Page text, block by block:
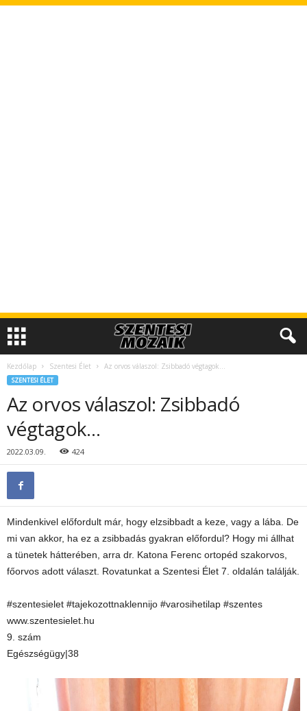
Kezdőlap Szentesi Élet Az orvos válaszol: Zsibbadó végtagok…
SZENTESI ÉLET
Az orvos válaszol: Zsibbadó
végtagok…
2022.03.09. 424
Mindenkivel előfordult már, hogy elzsibbadt a keze, vagy a lába. De
mi van akkor, ha ez a zsibbadás gyakran előfordul? Hogy mi állhat
a tünetek hátterében, arra dr. Katona Ferenc ortopéd szakorvos,
főorvos adott választ. Rovatunkat a Szentesi Élet 7. oldalán találják.
#szentesielet #tajekozottnaklennijo #varosihetilap #szentes
www.szentesielet.hu
9. szám
Egészségügy|38